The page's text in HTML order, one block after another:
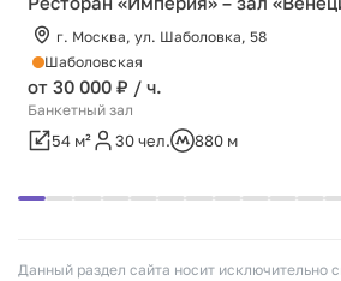
г. Москва, ул. Шаболовка, 58
Шаболовская
от 30 000 ₽ / ч.
Банкетный зал
54 м² 30 чел. 880 м
Данный раздел сайта носит исключительно